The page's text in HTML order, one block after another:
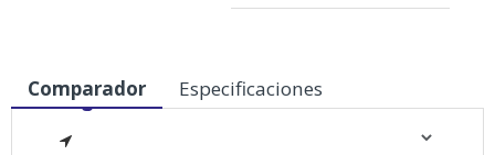
Medidas
Comparador Especificaciones